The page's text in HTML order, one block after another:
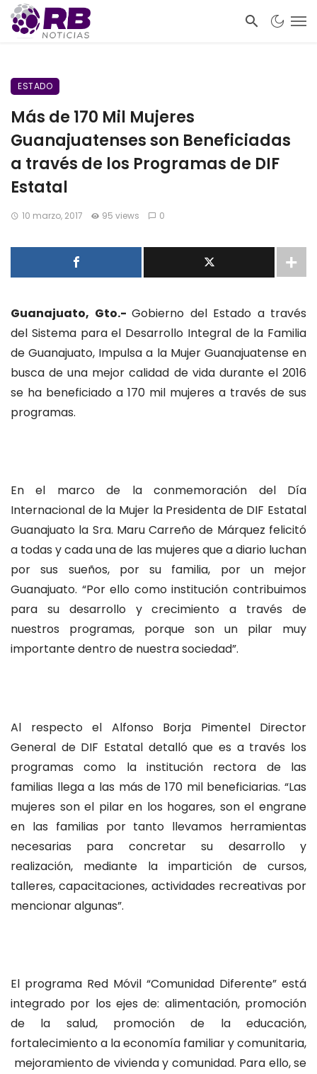
ESTADO
Más de 170 Mil Mujeres
Guanajuatenses son Beneficiadas
a través de los Programas de DIF
Estatal
10 marzo, 2017 95 views 0
Guanajuato, Gto.- Gobierno del Estado a través
del Sistema para el Desarrollo Integral de la Familia
de Guanajuato, Impulsa a la Mujer Guanajuatense en
busca de una mejor calidad de vida durante el 2016
se ha beneficiado a 170 mil mujeres a través de sus
programas.
En el marco de la conmemoración del Día
Internacional de la Mujer la Presidenta de DIF Estatal
Guanajuato la Sra. Maru Carreño de Márquez felicitó
a todas y cada una de las mujeres que a diario luchan
por sus sueños, por su familia, por un mejor
Guanajuato. “Por ello como institución contribuimos
para su desarrollo y crecimiento a través de
nuestros programas, porque son un pilar muy
importante dentro de nuestra sociedad”.
Al respecto el Alfonso Borja Pimentel Director
General de DIF Estatal detalló que es a través los
programas como la institución rectora de las
familias llega a las más de 170 mil beneficiarias. “Las
mujeres son el pilar en los hogares, son el engrane
en las familias por tanto llevamos herramientas
necesarias para concretar su desarrollo y
realización, mediante la impartición de cursos,
talleres, capacitaciones, actividades recreativas por
mencionar algunas”.
El programa Red Móvil “Comunidad Diferente” está
integrado por los ejes de: alimentación, promoción
de la salud, promoción de la educación,
fortalecimiento a la economía familiar y comunitaria,
mejoramiento de vivienda y comunidad. Para ello, se